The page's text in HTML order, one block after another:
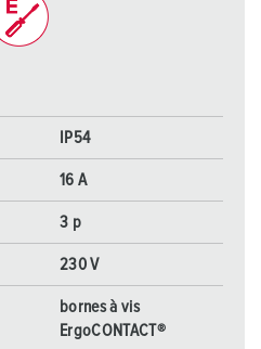
IP54
16 A
3 p
230 V
bornes à vis
ErgoCONTACT®